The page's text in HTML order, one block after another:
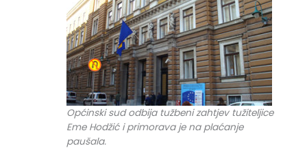
Općinski sud odbija tužbeni zahtjev tužiteljice
Eme Hodžić i primorava je na plaćanje
paušala.